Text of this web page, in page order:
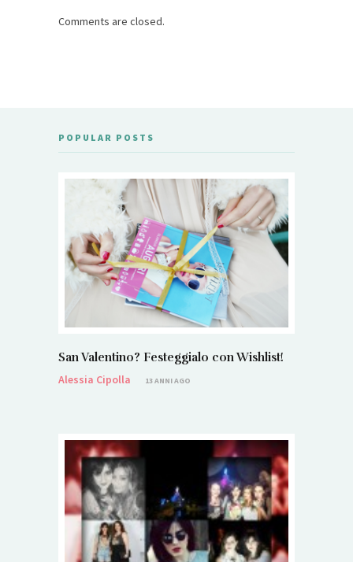
Comments are closed.
POPULAR POSTS
San Valentino? Festeggialo con Wishlist!
Alessia Cipolla
13 ANNI AGO